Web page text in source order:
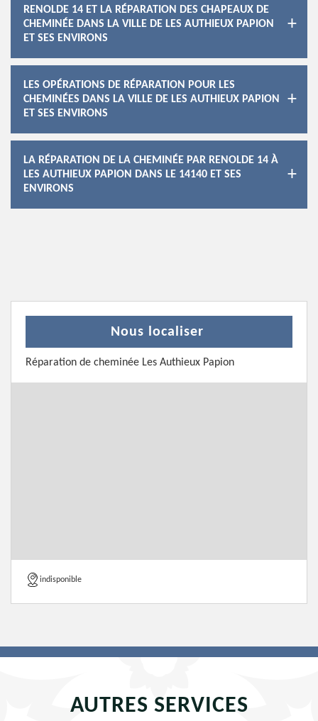
RENOLDE 14 ET LA RÉPARATION DES CHAPEAUX DE
CHEMINÉE DANS LA VILLE DE LES AUTHIEUX PAPION
ET SES ENVIRONS
LES OPÉRATIONS DE RÉPARATION POUR LES
CHEMINÉES DANS LA VILLE DE LES AUTHIEUX PAPION
ET SES ENVIRONS
LA RÉPARATION DE LA CHEMINÉE PAR RENOLDE 14 À
LES AUTHIEUX PAPION DANS LE 14140 ET SES
ENVIRONS
Nous localiser
Réparation de cheminée Les Authieux Papion
indisponible
AUTRES SERVICES